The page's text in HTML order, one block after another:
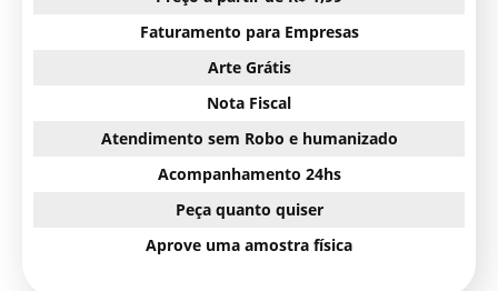
Faturamento para Empresas
Arte Grátis
Nota Fiscal
Atendimento sem Robo e humanizado
Acompanhamento 24hs
Peça quanto quiser
Aprove uma amostra física